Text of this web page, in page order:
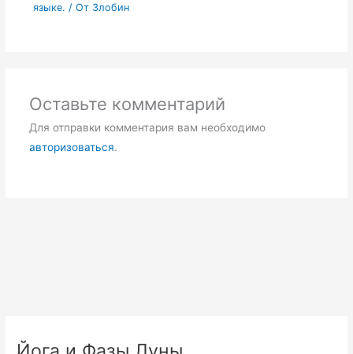
языке. / От Злобин
Оставьте комментарий
Для отправки комментария вам необходимо
авторизоваться.